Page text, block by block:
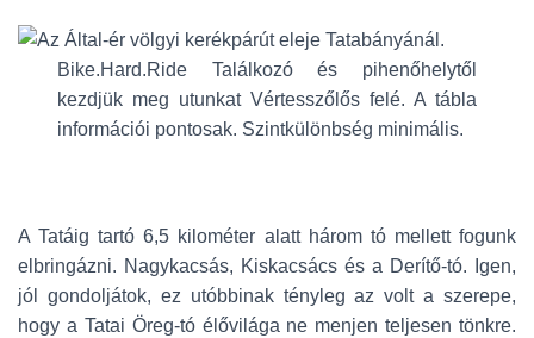
Bike.Hard.Ride Találkozó és pihenőhelytől
kezdjük meg utunkat Vértesszőlős felé. A tábla
információi pontosak. Szintkülönbség minimális.
A Tatáig tartó 6,5 kilométer alatt három tó mellett fogunk
elbringázni. Nagykacsás, Kiskacsács és a Derítő-tó. Igen,
jól gondoljátok, ez utóbbinak tényleg az volt a szerepe,
hogy a Tatai Öreg-tó élővilága ne menjen teljesen tönkre.